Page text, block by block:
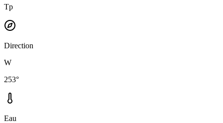
Tp
Direction
W
253°
Eau